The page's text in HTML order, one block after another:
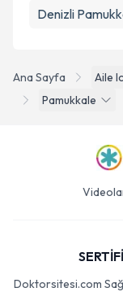
Ana Sayfa Aile
Pamukkale
Denizli
Doktorsitesi.com